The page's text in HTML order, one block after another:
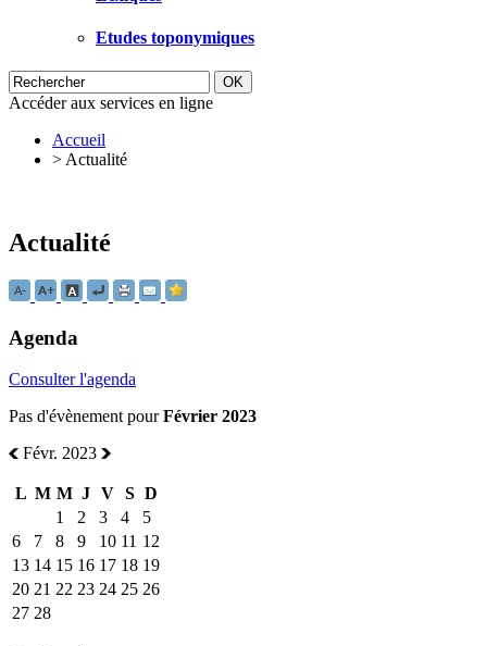
Etudes toponymiques
Accéder aux services en ligne
Accueil
> Actualité
Actualité
Agenda
Consulter l'agenda
Pas d'évènement pourFévrier 2023
Févr. 2023
L M M J V S D
1
2 3 4
5
6
7 8 9 10 11 12
13 14 15 16 17 18 19
20 21 22 23 24 25 26
27 28